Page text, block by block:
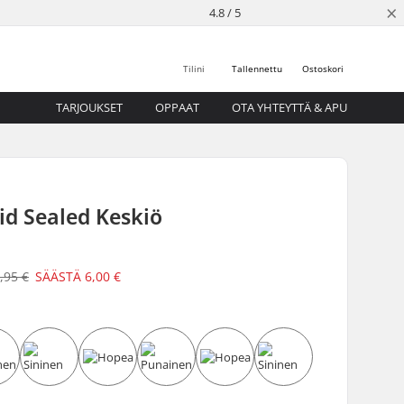
4.8 / 5 ×
Ostoskori
Tallennettu
Tilini
TARJOUKSET OPPAAT OTA YHTEYTTÄ & APU
Sealed Keskiö
€ SÄÄSTÄ6,00 €